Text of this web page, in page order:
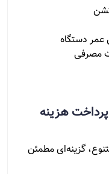
عمر دستگاه
مصرفی
هزینه
گزینه‌ای مطمئن